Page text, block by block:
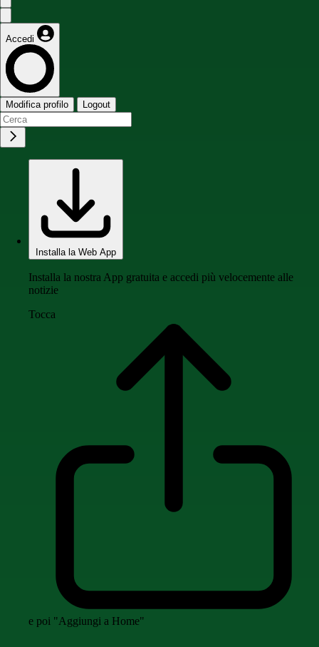
Accedi
Modifica profilo Logout
Installa la Web App
Installa la nostra App gratuita e accedi più velocemente alle
notizie
Tocca
e poi "Aggiungi a Home"